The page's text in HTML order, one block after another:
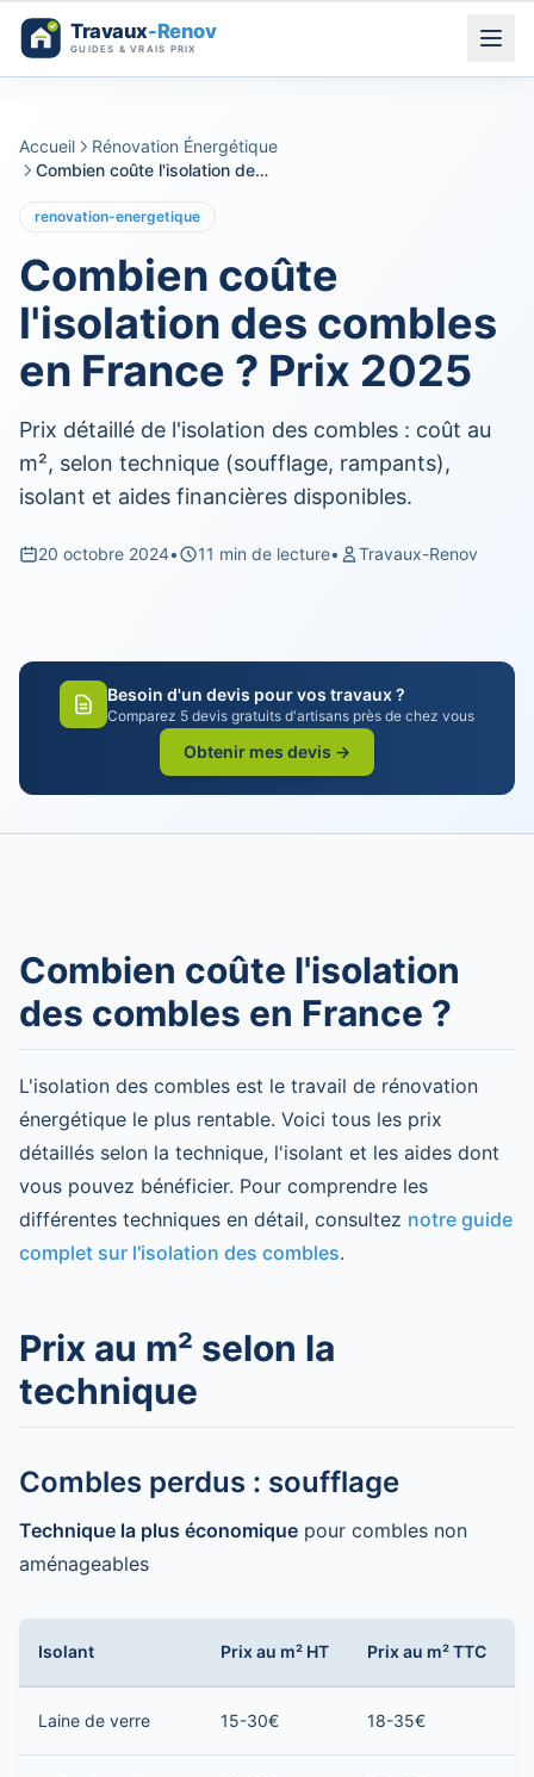
Aller au contenu
Accueil
Rénovation Énergétique
Combien coûte l'isolation des combles en France ? Prix 2025
renovation-energetique
Combien coûte
l'isolation des combles
en France ? Prix 2025
Prix détaillé de l'isolation des combles : coût au
m², selon technique (soufflage, rampants),
isolant et aides financières disponibles.
20 octobre 2024• 11 min de lecture• Travaux-Renov
Besoin d'un devis pour vos travaux ?
Comparez 5 devis gratuits d'artisans près de chez vous
Obtenir mes devis →
Combien coûte l'isolation
des combles en France ?
L'isolation des combles est le travail de rénovation
énergétique le plus rentable. Voici tous les prix
détaillés selon la technique, l'isolant et les aides dont
vous pouvez bénéficier. Pour comprendre les
différentes techniques en détail, consultez notre guide
complet sur l'isolation des combles.
Prix au m² selon la
technique
Combles perdus : soufflage
Technique la plus économique pour combles non
aménageables
Isolant Prix au m² HT Prix au m² TTC
Laine de verre 15-30€ 18-35€